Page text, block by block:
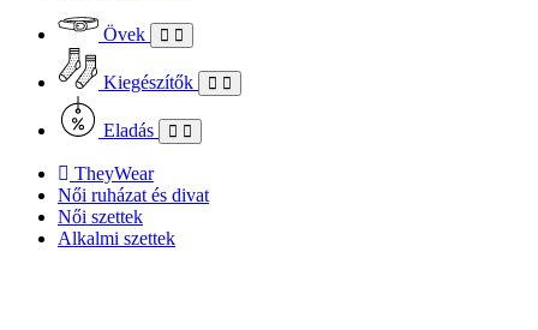
Övek
Kiegészítők
Eladás
TheyWear
Női ruházat és divat
Női szettek
Alkalmi szettek